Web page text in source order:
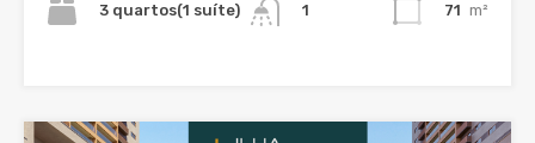
3 quartos(1 suíte)
1
71 m²